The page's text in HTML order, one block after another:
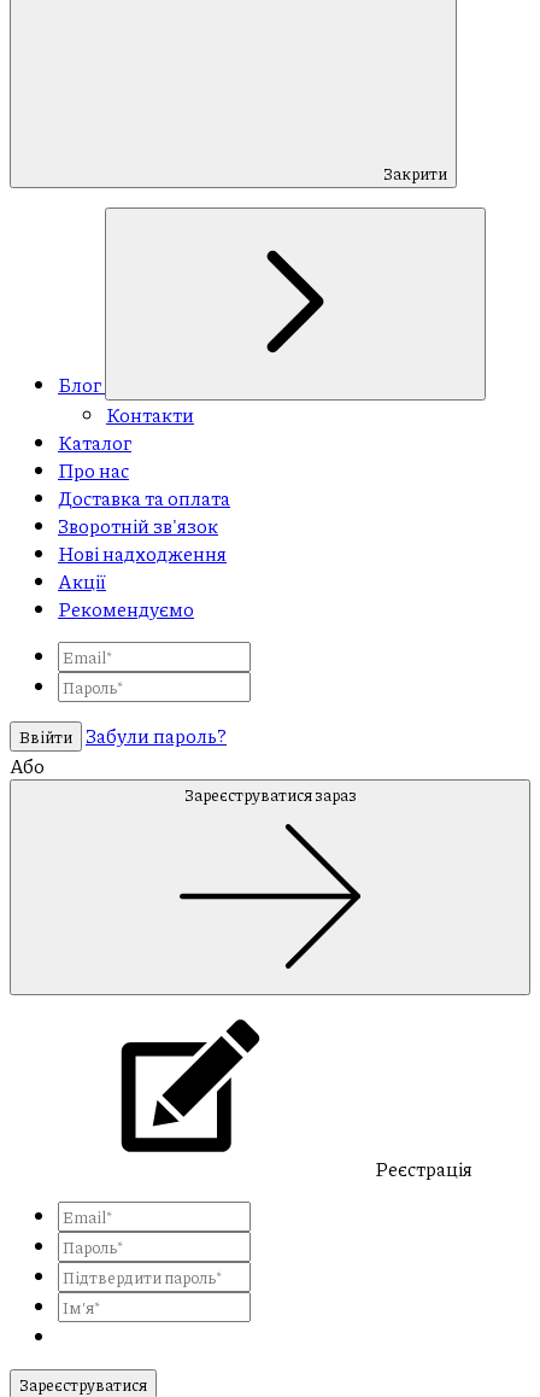
Закрити
Блог
Контакти
Каталог
Про нас
Доставка та оплата
Зворотній зв'язок
Нові надходження
Акції
Рекомендуємо
Ввійти
Забули пароль?
Або
Зареєструватися зараз
Реєстрація
Зареєструватися